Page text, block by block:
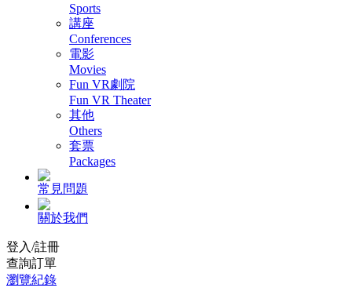
Sports
講座
Conferences
電影
Movies
Fun VR劇院
Fun VR Theater
其他
Others
套票
Packages
常見問題
關於我們
登入/註冊
查詢訂單
瀏覽紀錄